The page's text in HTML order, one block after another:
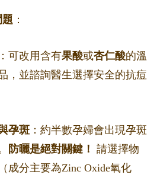
：
：可改用含有果酸或杏仁酸的溫
，並諮詢醫生選擇安全的抗痘
孕斑 ：約半數孕婦會出現孕斑
防曬是絕對關鍵！ 請選擇物
成分主要為Zinc Oxide氧化